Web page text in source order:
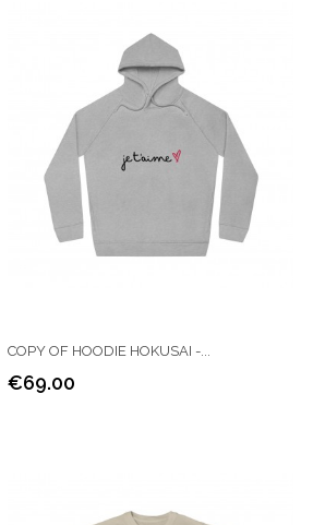
COPY OF HOODIE HOKUSAI -...
Price
€69.00